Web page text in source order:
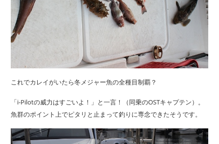
これでカレイがいたら冬メジャー魚の全種目制覇？
「i-Pilotの威力はすごいよ！」と一言！（同乗のOSTキャプテン）。
魚群のポイント上でピタリと止まって釣りに専念できたそうです。